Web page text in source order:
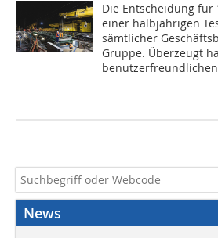
Die Entscheidung für
einer halbjährigen
sämtlicher
Gruppe. Überzeugt
News